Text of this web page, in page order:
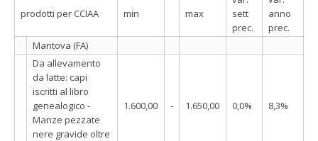
prodotti per CCIAA min max
sett
prec.
anno
prec.
Mantova (FA)
Da allevamento
da latte: capi
iscritti al libro
genealogico -
Manze pezzate
nere gravide oltre
1.600,00 - 1.650,00 0,0% 8,3%